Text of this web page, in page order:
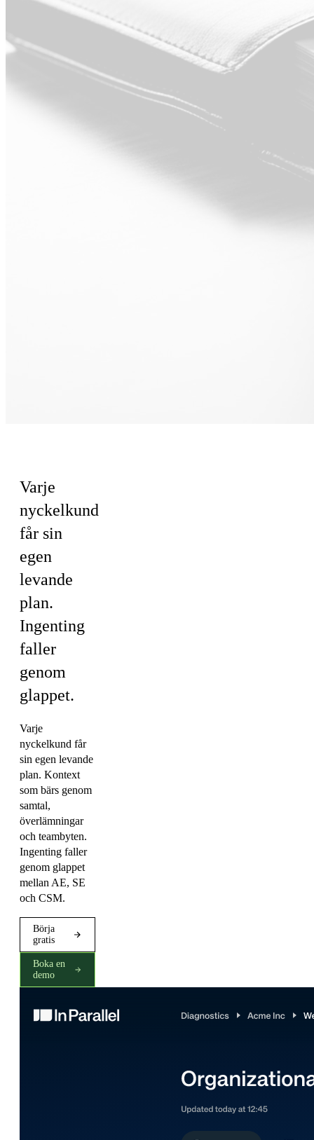
Varje
nyckelkund
får sin
egen
levande
plan.
Ingenting
faller
genom
glappet.
Varje
nyckelkund får
sin egen levande
plan. Kontext
som bärs genom
samtal,
överlämningar
och teambyten.
Ingenting faller
genom glappet
mellan AE, SE
och CSM.
Börja
gratis
Boka en
demo